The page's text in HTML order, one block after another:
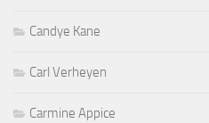
Candye Kane
Carl Verheyen
Carmine Appice